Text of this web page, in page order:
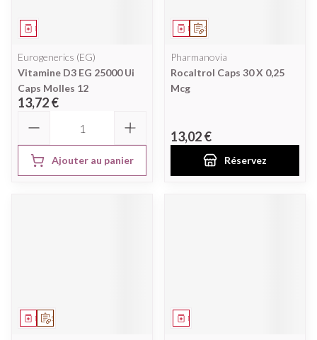
Médicament
Eurogenerics (EG)
Vitamine D3 EG 25000 Ui
Caps Molles 12
13,72 €
Ajouter au panier
Sur prescription
Médicament
Pharmanovia
Rocaltrol Caps 30 X 0,25
Mcg
13,02 €
Réservez
Sur prescription
Médicament Médicament